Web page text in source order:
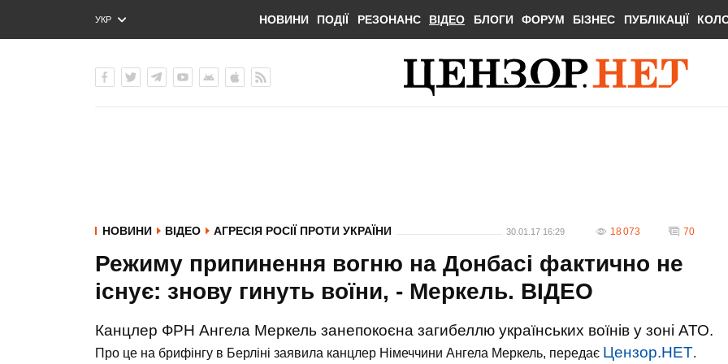
УКР
ENG
НОВИНИ ПОДІЇ РЕЗОНАНС ВІДЕО БЛОГИ ФОРУМ БІЗНЕС ПУБЛІКАЦІЇ
НОВИНИ ВІДЕО АГРЕСІЯ РОСІЇ ПРОТИ УКРАЇНИ 30.01.17 16:29 18 073 70
Режиму припинення вогню на Донбасі фактично не
існує: знову гинуть воїни, - Меркель. ВIДЕО
Канцлер ФРН Ангела Меркель занепокоєна загибеллю українських воїнів у зоні АТО.
Про це на брифінгу в Берліні заявила канцлер Німеччини Ангела Меркель, передає Цензор.НЕТ.